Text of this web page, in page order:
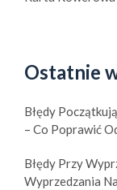
Ostatnie
Błędy
– Co Poprawić
Błędy Przy
Wyprzedzania